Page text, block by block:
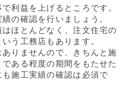
利益を上げるところです。
の確認を行いましょう。
ほとんどなく、注文住宅の
う工務店もあります。
りませんので、きちんと施
ある程度の期間をもたせた
施工実績の確認は必須で